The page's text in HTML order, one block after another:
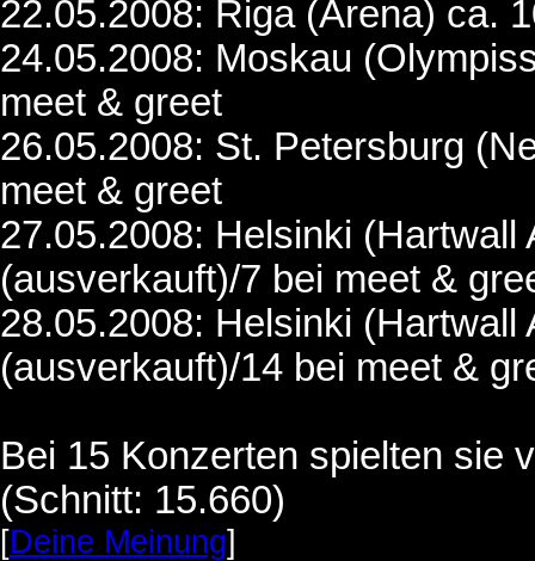
22.05.2008: Riga (Arena) ca.
24.05.2008: Moskau
meet & greet
26.05.2008: St. Petersburg
meet & greet
27.05.2008: Helsinki
(ausverkauft)/7 bei meet &
28.05.2008: Helsinki
(ausverkauft)/14 bei meet &
Bei 15 Konzerten spielten sie
(Schnitt: 15.660)
[Deine Meinung]